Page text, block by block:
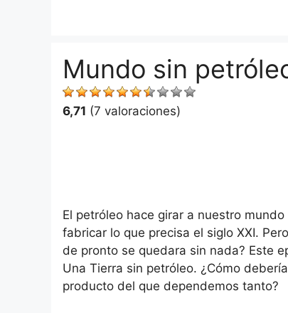
Mundo sin
6,71 (7 valoraciones)
El petróleo hace girar a nuestro
fabricar lo que precisa el siglo XXI.
de pronto se quedara sin nada? Este
Una Tierra sin petróleo. ¿Cómo
producto del que dependemos tanto?